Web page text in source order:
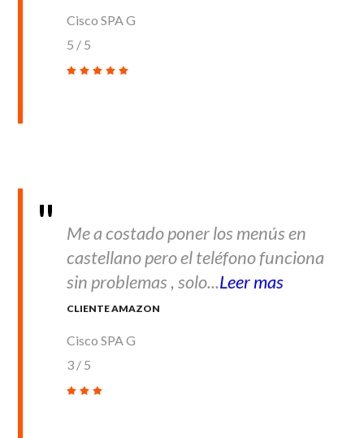
Cisco SPA G
5 / 5
Me a costado poner los menús en
castellano pero el teléfono funciona
sin problemas , solo...Leer mas
CLIENTE AMAZON
Cisco SPA G
3/ 5